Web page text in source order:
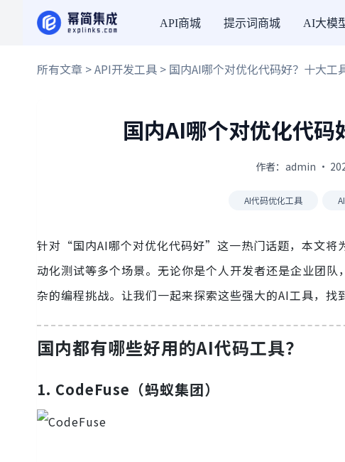
API商城 提示词商城 AI大模
所有文章 >API开发工具 > 国内AI哪个对优化代码好？十大工
国内AI哪个对优化代
作者：admin ·
AI代码优化工具
针对“国内AI哪个对优化代码好”这一热门话题，本文将
动化测试等多个场景。无论你是个人开发者还是企业团队
杂的编程挑战。让我们一起来探索这些强大的AI工具，找
国内都有哪些好用的AI代码工具？
1. CodeFuse（蚂蚁集团）